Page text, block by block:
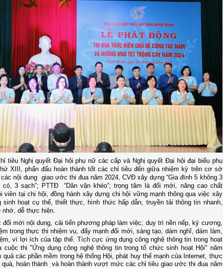
tiêu Nghị quyết Đại hội phụ nữ các cấp và Nghị quyết Đại hội đại biểu phụ
XIII, phấn đấu hoàn thành tốt các chỉ tiêu đến giữa nhiệm kỳ trên cơ sở
nội dung giao ước thi đua năm 2024, CVĐ xây dựng “Gia đình 5 không 3
có, 3 sạch”; PTTĐ “Dân vận khéo”; trọng tâm là đổi mới, nâng cao chất
viên tại chi hội, đồng hành xây dựng chi hội vững mạnh thông qua việc xây
sinh hoạt cụ thể, thiết thực, hình thức hấp dẫn, truyền tải thông tin nhanh,
nhớ, dễ thực hiện.
đổi mới nội dung, cải tiến phương pháp làm việc; duy trì nền nếp, kỷ cương,
trong thực thi nhiệm vụ, đẩy mạnh đổi mới, sáng tạo, dám nghĩ, dám làm,
vì lợi ích của tập thể. Tích cực ứng dụng công nghệ thông tin trong hoạt
cuộc thi "Ứng dụng công nghệ thông tin trong tổ chức sinh hoạt Hội" năm
quả các phần mềm trong hệ thống Hội, phát huy thế mạnh của Internet, thực
quả, hoàn thành và hoàn thành vượt mức các chỉ tiêu giao ước thi đua năm